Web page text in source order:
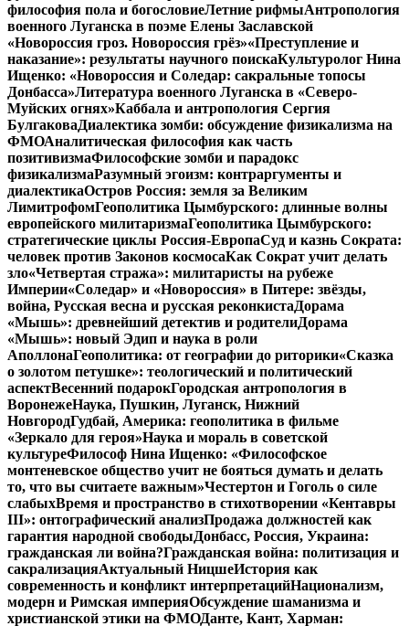
философия пола и богословиеЛетние рифмыАнтропология
военного Луганска в поэме Елены Заславской
«Новороссия гроз. Новороссия грёз»«Преступление и
наказание»: результаты научного поискаКультуролог Нина
Ищенко: «Новороссия и Соледар: сакральные топосы
Донбасса»Литература военного Луганска в «Северо-
Муйских огнях»Каббала и антропология Сергия
БулгаковаДиалектика зомби: обсуждение физикализма на
ФМОАналитическая философия как часть
позитивизмаФилософские зомби и парадокс
физикализмаРазумный эгоизм: контраргументы и
диалектикаОстров Россия: земля за Великим
ЛимитрофомГеополитика Цымбурского: длинные волны
европейского милитаризмаГеополитика Цымбурского:
стратегические циклы Россия-ЕвропаСуд и казнь Сократа:
человек против Законов космосаКак Сократ учит делать
зло«Четвертая стража»: милитаристы на рубеже
Империи«Соледар» и «Новороссия» в Питере: звёзды,
война, Русская весна и русская реконкистаДорама
«Мышь»: древнейший детектив и родителиДорама
«Мышь»: новый Эдип и наука в роли
АполлонаГеополитика: от географии до риторики«Сказка
о золотом петушке»: теологический и политический
аспектВесенний подарокГородская антропология в
ВоронежеНаука, Пушкин, Луганск, Нижний
НовгородГудбай, Америка: геополитика в фильме
«Зеркало для героя»Наука и мораль в советской
культуреФилософ Нина Ищенко: «Философское
монтеневское общество учит не бояться думать и делать
то, что вы считаете важным»Честертон и Гоголь о силе
слабыхВремя и пространство в стихотворении «Кентавры
III»: онтографический анализПродажа должностей как
гарантия народной свободыДонбасс, Россия, Украина:
гражданская ли война?Гражданская война: политизация и
сакрализацияАктуальный НицшеИстория как
современность и конфликт интерпретацийНационализм,
модерн и Римская империяОбсуждение шаманизма и
христианской этики на ФМОДанте, Кант, Харман: